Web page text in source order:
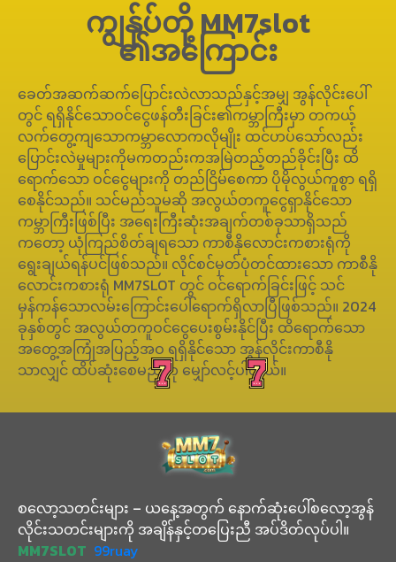
ကျွန်ုပ်တို့ MM7slot
၏အကြောင်း
ခေတ်အဆက်ဆက်ပြောင်းလဲလာသည်နှင့်အမျှ အွန်လိုင်းပေါ်
တွင် ရရှိနိုင်သောဝင်ငွေဖန်တီးခြင်း၏ကမ္ဘာကြီးမှာ တကယ့်
လက်တွေ့ကျသောကမ္ဘာလောကလိုမျိုး ထင်ဟပ်သော်လည်း
ပြောင်းလဲမှုများကိုမကတည်းကအမြဲတည့်တည်ခိုင်းပြီး ထိ
ရောက်သော ဝင်ငွေများကို တည်ငြိမ်စေကာ ပိုမိုလွယ်ကူစွာ ရရှိ
စေနိုင်သည်။ သင်မည်သူမဆို အလွယ်တကူငွေရှာနိုင်သော
ကမ္ဘာကြီးဖြစ်ပြီး အရေးကြီးဆုံးအချက်တစ်ခုသာရှိသည်
ကတော့ ယုံကြည်စိတ်ချရသော ကာစီနိုလောင်းကစားရုံကို
ရွေးချယ်ရန်ပင်ဖြစ်သည်။ လိုင်စင်မှတ်ပုံတင်ထားသော ကာစီနို
လောင်းကစားရုံ MM7SLOT တွင် ဝင်ရောက်ခြင်းဖြင့် သင်
မှန်ကန်သောလမ်းကြောင်းပေါ်ရောက်ရှိလာပြီဖြစ်သည်။ 2024
ခုနှစ်တွင် အလွယ်တကူဝင်ငွေပေးစွမ်းနိုင်ပြီး ထိရောက်သော
အတွေ့အကြုံအပြည့်အဝ ရရှိနိုင်သော အွန်လိုင်းကာစီနို
သာလျှင် ထိပ်ဆုံးစေမည်ဟု မျှော်လင့်ပါတယ်။
စလော့သတင်းများ – ယနေ့အတွက် နောက်ဆုံးပေါ်စလော့အွန်
လိုင်းသတင်းများကို အချိန်နှင့်တပြေးညီ အပ်ဒိတ်လုပ်ပါ။
MM7SLOT 99ruay